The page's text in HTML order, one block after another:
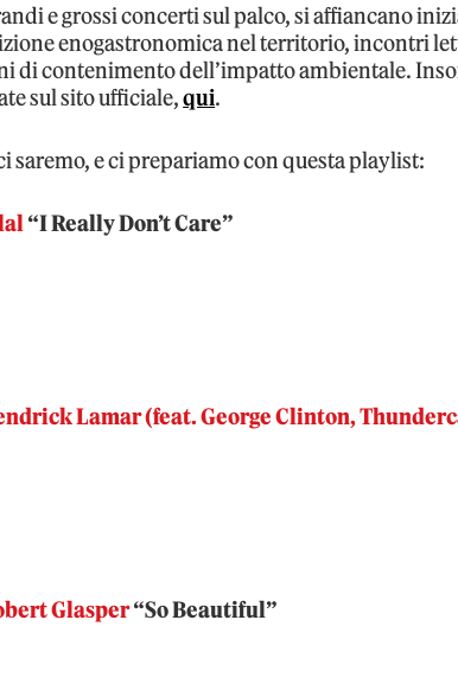
e grossi concerti sul palco, si affiancano
enogastronomica nel territorio, incontri
di contenimento dell’impatto ambientale.
sul sito ufficiale,qui.
saremo, e ci prepariamo con questa playlist:
“I Really Don’t Care”
Lamar (feat. George Clinton,
Glasper“So Beautiful”